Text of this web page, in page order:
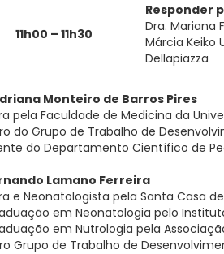
11h00 – 11h30
Responder
Dra. Mariana
Márcia Keiko
Dellapiazza
Monteiro de Barros Pires
pela Faculdade de Medicina da
do Grupo de Trabalho de
do Departamento Científico de
Lamano Ferreira
e Neonatologista pela Santa Casa
em Neonatologia pelo
em Nutrologia pela
Grupo de Trabalho de